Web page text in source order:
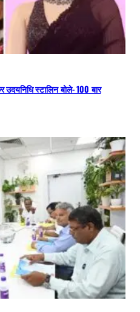
उदयनिधि स्टालिन बोले- 100 बार